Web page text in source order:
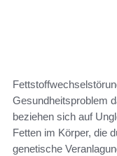
Gesundheitsproblem
beziehen sich auf
Fetten im Körper, die
genetische